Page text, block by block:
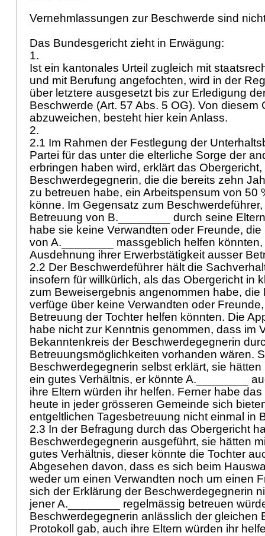
Vernehmlassungen zur Beschwerde sind
Das Bundesgericht zieht in Erwägung:
1.
Ist ein kantonales Urteil zugleich mit
und mit Berufung angefochten, wird in der
über letztere ausgesetzt bis zur Erledigung
Beschwerde (Art. 57 Abs. 5 OG). Von diesem
abzuweichen, besteht hier kein Anlass.
2.
2.1 Im Rahmen der Festlegung der
Partei für das unter die elterliche Sorge der
erbringen haben wird, erklärt das
Beschwerdegegnerin, die die bereits zehn
zu betreuen habe, ein Arbeitspensum von 50
könne. Im Gegensatz zum
Betreuung von B.________ durch seine
habe sie keine Verwandten oder Freunde,
von A.________ massgeblich helfen
Ausdehnung ihrer Erwerbstätigkeit ausser
2.2 Der Beschwerdeführer hält die
insofern für willkürlich, als das Obergericht in
zum Beweisergebnis angenommen habe,
verfüge über keine Verwandten oder
Betreuung der Tochter helfen könnten. Die
habe nicht zur Kenntnis genommen, dass im
Bekanntenkreis der Beschwerdegegnerin
Betreuungsmöglichkeiten vorhanden wären.
Beschwerdegegnerin selbst erklärt, sie
ein gutes Verhältnis, er könnte A.________
ihre Eltern würden ihr helfen. Ferner habe
heute in jeder grösseren Gemeinde sich
entgeltlichen Tagesbetreuung nicht einmal in
2.3 In der Befragung durch das Obergericht
Beschwerdegegnerin ausgeführt, sie hätten
gutes Verhältnis, dieser könnte die Tochter
Abgesehen davon, dass es sich beim
weder um einen Verwandten noch um einen
sich der Erklärung der Beschwerdegegnerin
jener A.________ regelmässig betreuen
Beschwerdegegnerin anlässlich der gleichen
Protokoll gab, auch ihre Eltern würden ihr